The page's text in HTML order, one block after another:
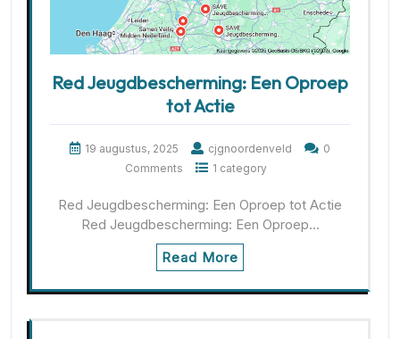
Red Jeugdbescherming: Een Oproep
tot Actie
19 augustus, 2025 cjgnoordenveld
0
Comments
1 category
Red Jeugdbescherming: Een Oproep tot Actie
Red Jeugdbescherming: Een Oproep…
Read More